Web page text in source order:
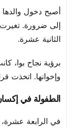
أصبح دخول
إلى ضرورة.
الثانية عشرة.
برؤية نجاح بوا،
وإخوانها. اتخذت
الطفولة في إكسان